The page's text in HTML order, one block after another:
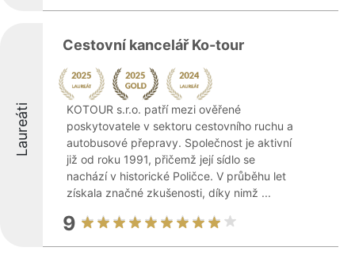
Laureáti
Cestovní kancelář Ko-tour
KOTOUR s.r.o. patří mezi ověřené
poskytovatele v sektoru cestovního ruchu a
autobusové přepravy. Společnost je aktivní
již od roku 1991, přičemž její sídlo se
nachází v historické Poličce. V průběhu let
získala značné zkušenosti, díky nimž ...
9